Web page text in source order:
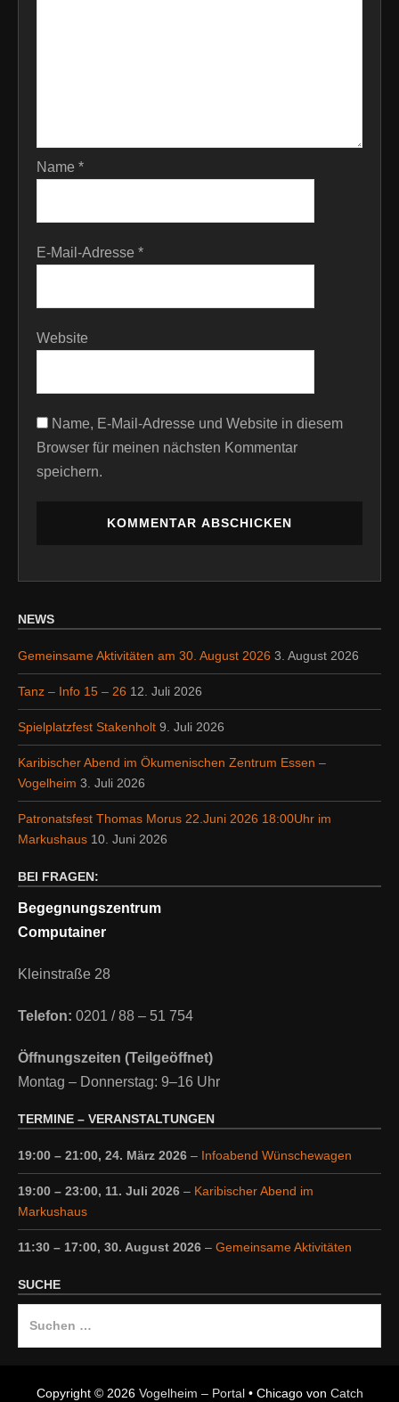
Name *
E-Mail-Adresse *
Website
Name, E-Mail-Adresse und Website in diesem
Browser für meinen nächsten Kommentar
speichern.
NEWS
Gemeinsame Aktivitäten am 30. August 2026 3. August 2026
Tanz – Info 15 – 26 12. Juli 2026
Spielplatzfest Stakenholt 9. Juli 2026
Karibischer Abend im Ökumenischen Zentrum Essen –
Vogelheim 3. Juli 2026
Patronatsfest Thomas Morus 22.Juni 2026 18:00Uhr im
Markushaus 10. Juni 2026
BEI FRAGEN:
Begegnungszentrum
Computainer
Kleinstraße 28
Telefon: 0201 / 88 – 51 754
Öffnungszeiten (Teilgeöffnet)
Montag – Donnerstag: 9–16 Uhr
TERMINE – VERANSTALTUNGEN
19:00 – 21:00, 24. März 2026 – Infoabend Wünschewagen
19:00 – 23:00, 11. Juli 2026 – Karibischer Abend im
Markushaus
11:30 – 17:00, 30. August 2026 – Gemeinsame Aktivitäten
SUCHE
Copyright © 2026 Vogelheim – Portal• Chicago von Catch